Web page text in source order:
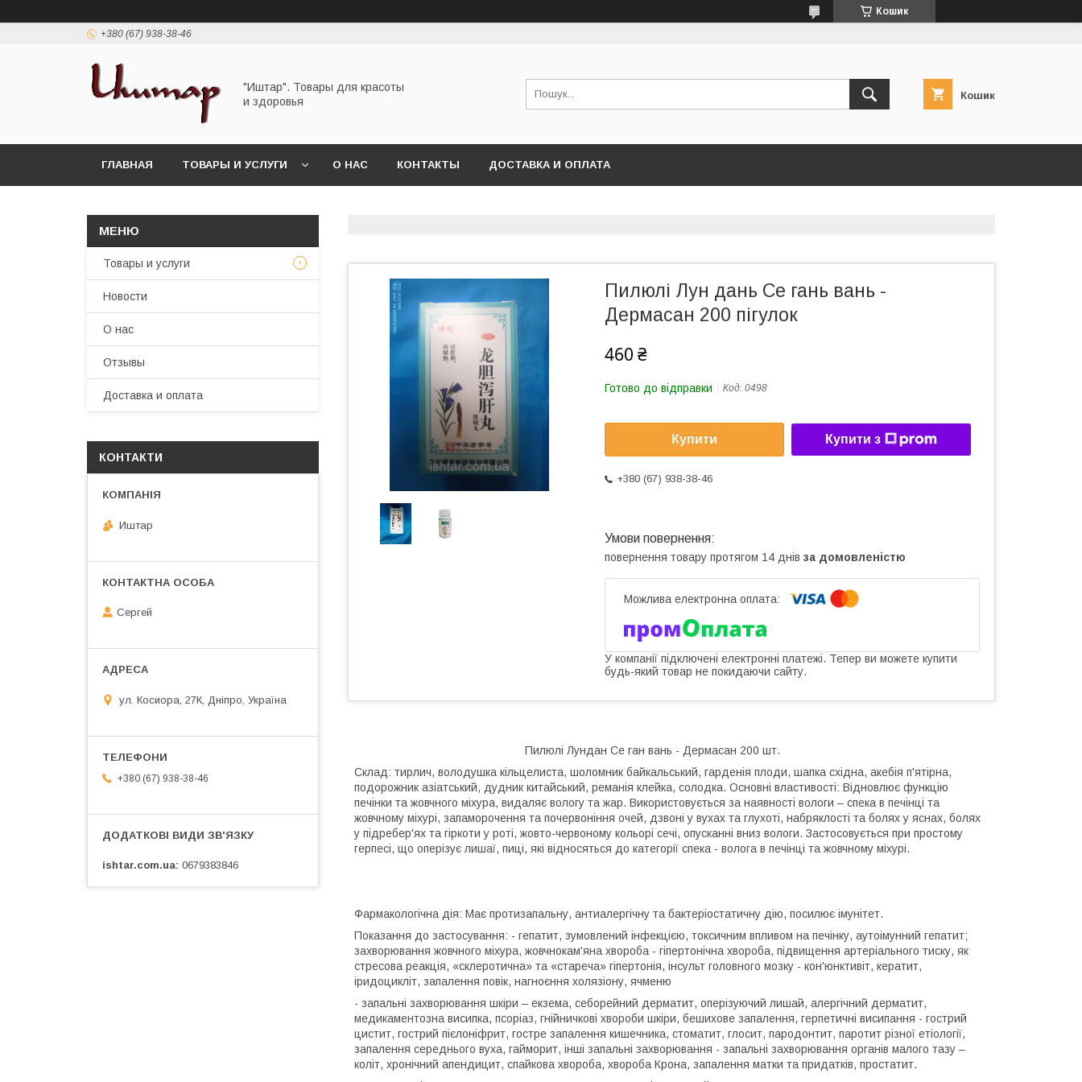
Кошик
+380 (67) 938-38-46
"Иштар". Товары для красоты
и здоровья
Кошик
ГЛАВНАЯ ТОВАРЫ И УСЛУГИ О НАС КОНТАКТЫ ДОСТАВКА И ОПЛАТА
Пилюлі Лун дань Се гань вань -
Дермасан 200 пігулок
460 ₴
Готово до відправки Код: 0498
Купити Купити з
+380 (67) 938-38-46
повернення товару протягом 14 днів за домовленістю
У компанії підключені електронні платежі. Тепер ви можете купити
будь-який товар не покидаючи сайту.
Пилюлі Лундан Се ган вань - Дермасан 200 шт.
Склад: тирлич, володушка кільцелиста, шоломник байкальський, гарденія плоди, шапка східна, акебія п'ятірна,
подорожник азіатський, дудник китайський, реманія клейка, солодка. Основні властивості: Відновлює функцію
печінки та жовчного міхура, видаляє вологу та жар. Використовується за наявності вологи – спека в печінці та
жовчному міхурі, запаморочення та почервоніння очей, дзвоні у вухах та глухоті, набряклості та болях у яснах, болях
у підребер'ях та гіркоти у роті, жовто-червоному кольорі сечі, опусканні вниз вологи. Застосовується при простому
герпесі, що оперізує лишаї, пиці, які відносяться до категорії спека - волога в печінці та жовчному міхурі.
Фармакологічна дія: Має протизапальну, антиалергічну та бактеріостатичну дію, посилює імунітет.
Показання до застосування: - гепатит, зумовлений інфекцією, токсичним впливом на печінку, аутоімунний гепатит;
захворювання жовчного міхура, жовчнокам'яна хвороба - гіпертонічна хвороба, підвищення артеріального тиску, як
стресова реакція, «склеротична» та «стареча» гіпертонія, інсульт головного мозку - кон'юнктивіт, кератит,
іридоцикліт, запалення повік, нагноєння холязіону, ячменю
- запальні захворювання шкіри – екзема, себорейний дерматит, оперізуючий лишай, алергічний дерматит,
медикаментозна висипка, псоріаз, гнійничкові хвороби шкіри, бешихове запалення, герпетичні висипання - гострий
цистит, гострий пієлоніфрит, гостре запалення кишечника, стоматит, глосит, пародонтит, паротит різної етіології,
запалення середнього вуха, гайморит, інші запальні захворювання - запальні захворювання органів малого тазу –
коліт, хронічний апендицит, спайкова хвороба, хвороба Крона, запалення матки та придатків, простатит.
Товары и услуги
Новости
О нас
Отзывы
Доставка и оплата
КОНТАКТИ
Иштар
Сергей
ул. Косиора, 27К, Дніпро, Україна
+380 (67) 938-38-46
ishtar.com.ua 0679383846